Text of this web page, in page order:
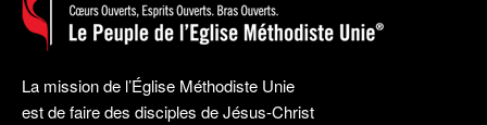
La mission de l’Église Méthodiste Unie
est de faire des disciples de Jésus-Christ